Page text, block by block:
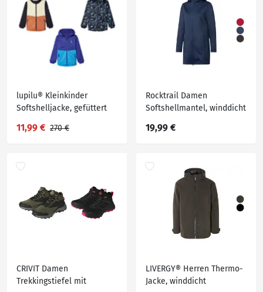
lupilu® Kleinkinder
Softshelljacke, gefüttert
11,99 € 270 €
Rocktrail Damen
Softshellmantel, winddicht
19,99 €
CRIVIT Damen
Trekkingstiefel mit
LIVERGY® Herren Thermo-
Jacke, winddicht